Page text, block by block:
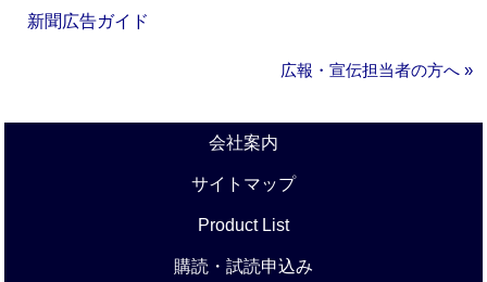
新聞広告ガイド
広報・宣伝担当者の方へ »
会社案内
サイトマップ
Product List
購読・試読申込み